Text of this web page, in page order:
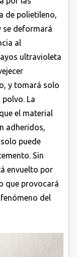
de polietileno,
se deformará
al
ultravioleta
y tomará solo
polvo. La
el material
adheridos,
puede
Sin
envuelto por
que provocará
del